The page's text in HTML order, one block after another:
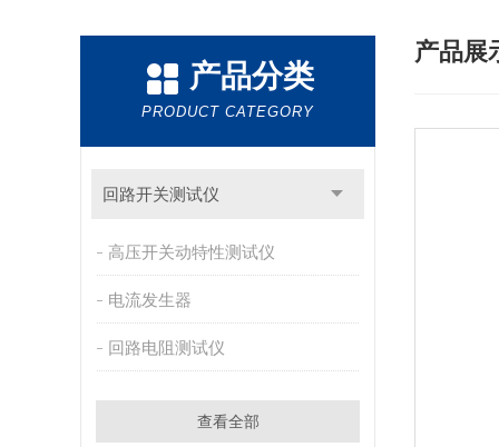
产品分类
PRODUCT CATEGORY
回路开关测试仪
高压开关动特性测试仪
电流发生器
回路电阻测试仪
查看全部
产品展